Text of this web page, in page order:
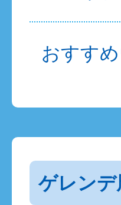
おすす
ゲレンデ